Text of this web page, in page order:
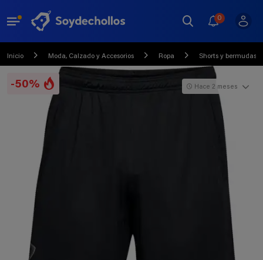
0
Inicio Moda, Calzado y Accesorios Ropa Shorts y bermudas
-50% Hace 2 meses